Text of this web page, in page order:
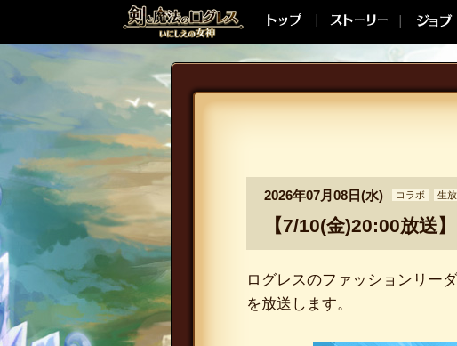
2026年07月08日(水) コラボ 生
【7/10(金)20:00放送
ログレスのファッションリー
を放送します。